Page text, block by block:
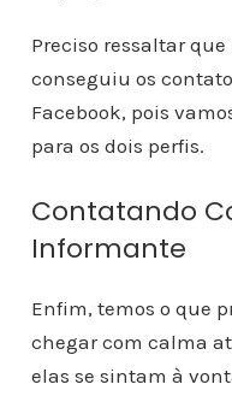
Preciso ressaltar
conseguiu os
Facebook, pois
para os dois perfis.
Contatando
Informante
Enfim, temos o que
chegar com calma
elas se sintam à